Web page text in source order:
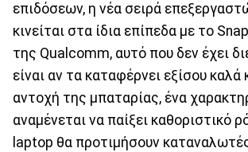
επιδόσεων, η νέα σειρά
κινείται στα ίδια επίπεδα με το
της Qualcomm, αυτό που δεν έχει
είναι αν τα καταφέρνει εξίσου καλά
αντοχή της μπαταρίας, ένα
αναμένεται να παίξει καθοριστικό
laptop θα προτιμήσουν